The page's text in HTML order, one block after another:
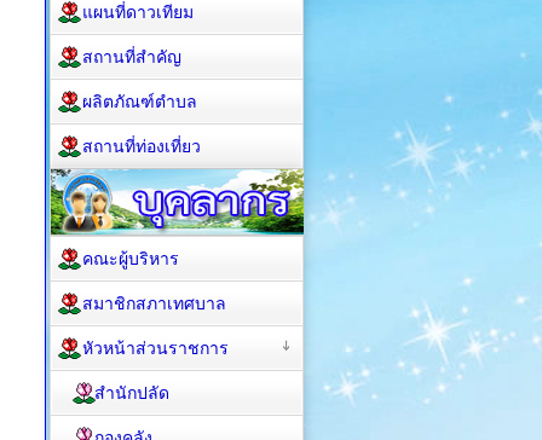
แผนที่ดาวเทียม
สถานที่สำคัญ
ผลิตภัณฑ์ตำบล
สถานที่ท่องเที่ยว
คณะผู้บริหาร
สมาชิกสภาเทศบาล
หัวหน้าส่วนราชการ
สำนักปลัด